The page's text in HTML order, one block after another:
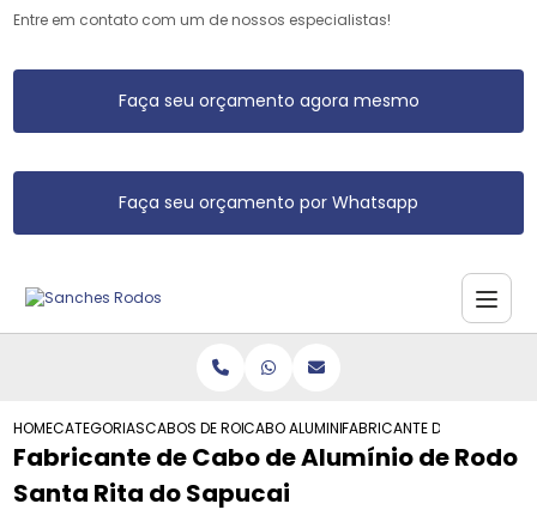
Entre em contato com um de nossos especialistas!
Faça seu orçamento agora mesmo
Faça seu orçamento por Whatsapp
HOMECATEGORIASCABOS DE RODO DE ALUMINIO
CABO ALUMINIO RODOFABRICANTE DE CABO DE
Fabricante de Cabo de Alumínio de Rodo
Santa Rita do Sapucai